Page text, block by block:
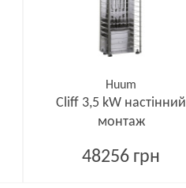
Huum
Cliff 3,5 kW настінний
монтаж
48256 грн